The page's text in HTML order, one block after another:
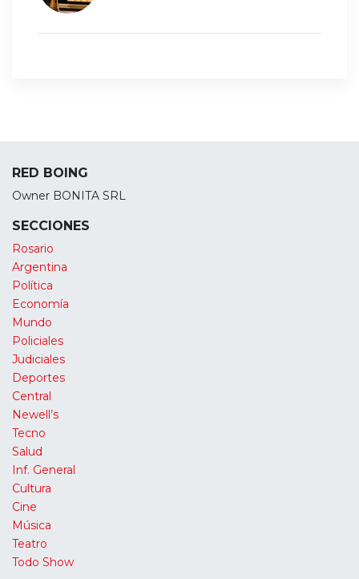
RED BOING
Owner BONITA SRL
SECCIONES
Rosario
Argentina
Política
Economía
Mundo
Policiales
Judiciales
Deportes
Central
Newell’s
Tecno
Salud
Inf. General
Cultura
Cine
Música
Teatro
Todo Show